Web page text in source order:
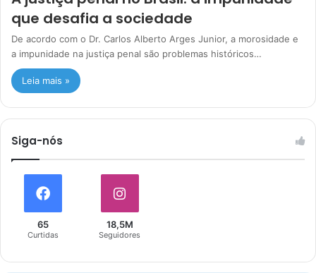
que desafia a sociedade
De acordo com o Dr. Carlos Alberto Arges Junior, a morosidade e
a impunidade na justiça penal são problemas históricos…
Leia mais »
Siga-nós
65
Curtidas
18,5M
Seguidores